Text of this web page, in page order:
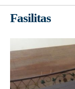
Fasilitas